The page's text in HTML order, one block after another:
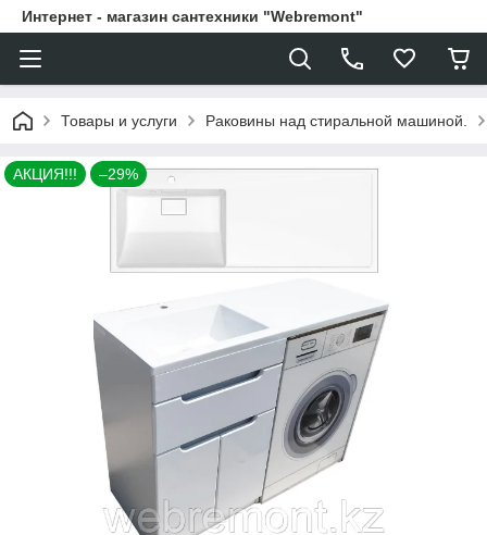
Интернет - магазин сантехники "Webremont"
Товары и услуги Раковины над стиральной машиной.
АКЦИЯ!!! –29%